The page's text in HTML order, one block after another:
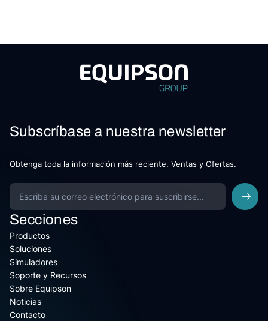
Subscríbase a nuestra newsletter
Obtenga toda la información más reciente, Ventas y Ofertas.
Secciones
Productos
Soluciones
Simuladores
Soporte y Recursos
Sobre Equipson
Noticias
Contacto